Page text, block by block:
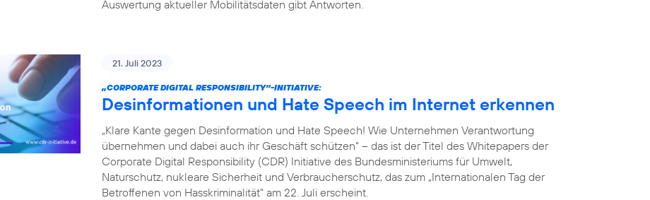
Auswertung aktueller Mobilitätsdaten gibt Antworten.
21. Juli 2023
„CORPORATE DIGITAL RESPONSIBILITY“-INITIATIVE:
Desinformationen und Hate Speech im Internet erkennen
„Klare Kante gegen Desinformation und Hate Speech! Wie Unternehmen Verantwortung
übernehmen und dabei auch ihr Geschäft schützen“ – das ist der Titel des Whitepapers der
Corporate Digital Responsibility (CDR) Initiative des Bundesministeriums für Umwelt,
Naturschutz, nukleare Sicherheit und Verbraucherschutz, das zum „Internationalen Tag der
Betroffenen von Hasskriminalität“ am 22. Juli erscheint.